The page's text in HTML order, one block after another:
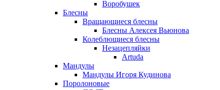
Воробушек
Блесны
Вращающиеся блесны
Блесны Алексея Вьюнова
Колеблющиеся блесны
Незацепляйки
Artuda
Мандулы
Мандулы Игоря Кудинова
Поролоновые